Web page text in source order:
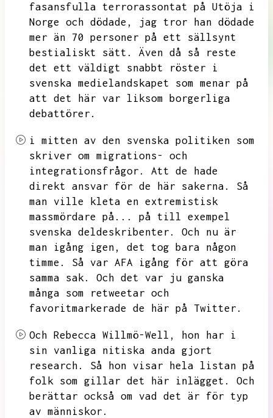
fasansfulla terrorassontat på Utöja i
Norge och dödade,
jag tror han dödade
mer än 70 personer på ett sällsynt
bestialiskt sätt.
Även då så reste
det ett väldigt snabbt röster i
svenska medielandskapet som menar på
att det här var liksom borgerliga
debattörer.
i mitten av den svenska politiken som
skriver om migrations- och
integrationsfrågor.
Att de hade
direkt ansvar för de här sakerna.
Så
man ville kleta en extremistisk
massmördare på...
på till exempel
svenska deldeskribenter.
Och nu är
man igång igen,
det tog bara någon
timme.
Så var AFA igång för att göra
samma sak.
Och det var ju ganska
många som retweetar och
favoritmarkerade de här på Twitter.
Och Rebecca Willmö-Well,
hon har i
sin vanliga nitiska anda gjort
research.
Så hon visar hela listan på
folk som gillar det här inlägget.
Och
berättar också om vad det är för typ
av människor.